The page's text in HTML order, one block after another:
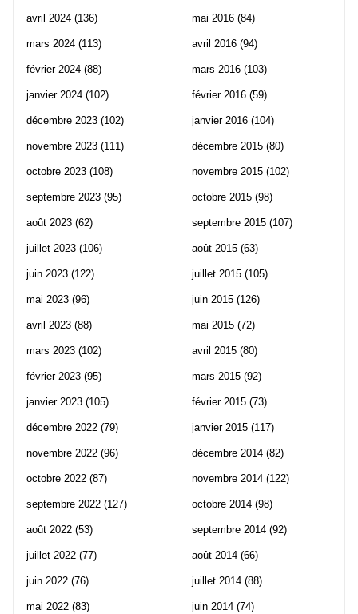
avril 2024 (136)
mars 2024 (113)
février 2024 (88)
janvier 2024 (102)
décembre 2023 (102)
novembre 2023 (111)
octobre 2023 (108)
septembre 2023 (95)
août 2023 (62)
juillet 2023 (106)
juin 2023 (122)
mai 2023 (96)
avril 2023 (88)
mars 2023 (102)
février 2023 (95)
janvier 2023 (105)
décembre 2022 (79)
novembre 2022 (96)
octobre 2022 (87)
septembre 2022 (127)
août 2022 (53)
juillet 2022 (77)
juin 2022 (76)
mai 2022 (83)
mai 2016 (84)
avril 2016 (94)
mars 2016 (103)
février 2016 (59)
janvier 2016 (104)
décembre 2015 (80)
novembre 2015 (102)
octobre 2015 (98)
septembre 2015 (107)
août 2015 (63)
juillet 2015 (105)
juin 2015 (126)
mai 2015 (72)
avril 2015 (80)
mars 2015 (92)
février 2015 (73)
janvier 2015 (117)
décembre 2014 (82)
novembre 2014 (122)
octobre 2014 (98)
septembre 2014 (92)
août 2014 (66)
juillet 2014 (88)
juin 2014 (74)